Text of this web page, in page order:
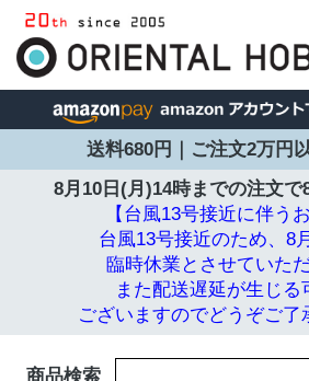
送料680円｜ご注文2万円
8月10日(月)14時までの注文で
【台風13号接近に伴う
台風13号接近のため、8
臨時休業とさせていただ
また配送遅延が生じる
ございますのでどうぞご了
商品検索